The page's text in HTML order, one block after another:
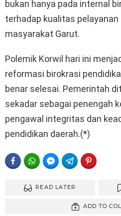
bukan hanya pada internal
terhadap kualitas pelayanan
masyarakat Garut.
Polemik Korwil hari ini
reformasi birokrasi
benar selesai. Pemerintah
sekadar sebagai penengah
pengawal integritas dan
pendidikan daerah.(*)
FACEBOOKWHATSAPPFACEBOOK
TELEGRAM
READ LATER
ADD TO